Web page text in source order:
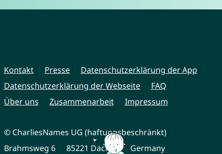
Kontakt Presse
Datenschutzerklärung der App
Datenschutzerklärung der Webseite
FAQ
Über uns
Zusammenarbeit Impressum
© CharliesNames UG (haftungsbeschränkt)
Brahmsweg 6
85221 Dachau Germany